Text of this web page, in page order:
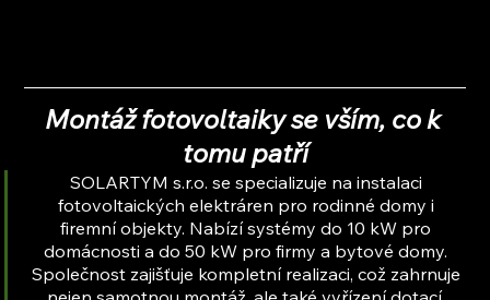
Montáž fotovoltaiky se vším, co k
tomu patří
SOLARTYM s.r.o. se specializuje na instalaci
fotovoltaických elektráren pro rodinné domy i
firemní objekty. Nabízí systémy do 10 kW pro
domácnosti a do 50 kW pro firmy a bytové domy.
Společnost zajišťuje kompletní realizaci, což zahrnuje